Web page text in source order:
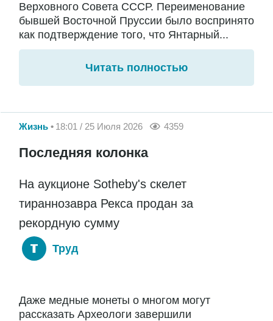
Верховного Совета СССР. Переименование
бывшей Восточной Пруссии было воспринято
как подтверждение того, что Янтарный...
Читать полностью
Жизнь 18:01 / 25 Июля 2026 4359
Последняя колонка
На аукционе Sotheby's скелет
тираннозавра Рекса продан за
рекордную сумму
Труд
Даже медные монеты о многом могут
рассказать Археологи завершили